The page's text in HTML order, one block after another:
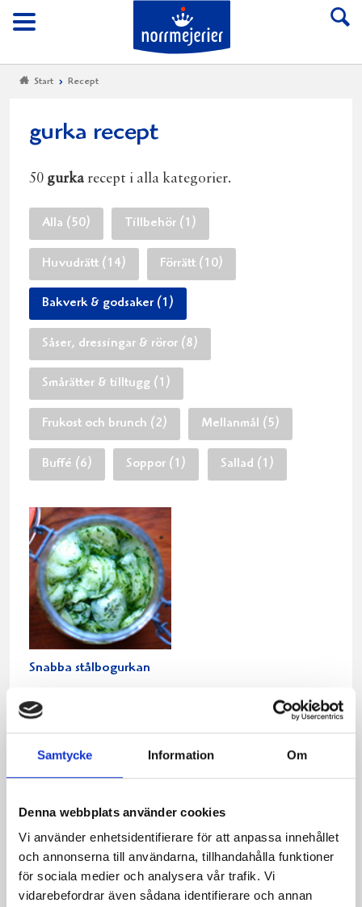
Samtycke Information Om
Denna webbplats använder cookies
Vi använder enhetsidentifierare för att anpassa innehållet
och annonserna till användarna, tillhandahålla funktioner
för sociala medier och analysera vår trafik. Vi
vidarebefordrar även sådana identifierare och annan
Meny
Till Norrmejerier
Start Recept
gurka recept
50 gurka recept i alla kategorier.
Alla (50) Tillbehör (1)
Huvudrätt (14) Förrätt (10)
Bakverk & godsaker (1)
Såser, dressingar & röror (8)
Smårätter & tilltugg (1)
Frukost och brunch (2) Mellanmål (5)
Buffé (6) Soppor (1) Sallad (1)
Snabba stålbogurkan
Relaterade recept:
saltgurka soppa gurka
fetaostkräm gurka
fläskfilé saltgurka
fetaostkräm med gurka
rökt lax förrätt gurka
DelaDelaDelaDelaSkriv